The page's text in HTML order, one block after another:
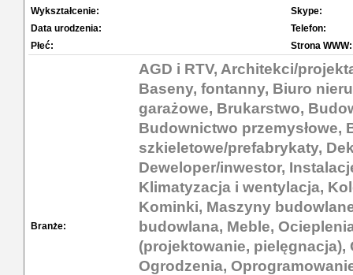
Wykształcenie:
Data urodzenia:
Płeć:
Skype:
Telefon:
Strona WWW:
Branże:
AGD i RTV, Architekci/
Baseny, fontanny, Biuro
garażowe, Brukarstwo,
Budownictwo przemysłowe,
szkieletowe/prefabrykaty,
Deweloper/inwestor,
Klimatyzacja i wentylacja,
Kominki, Maszyny
budowlana, Meble,
(projektowanie, pielęgnacja),
Ogrodzenia,